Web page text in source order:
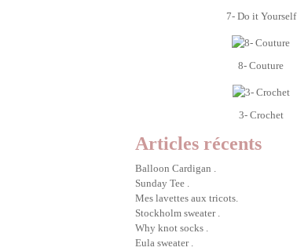
7- Do it Yourself
8- Couture
3- Crochet
Articles récents
Balloon Cardigan .
Sunday Tee .
Mes lavettes aux tricots.
Stockholm sweater .
Why knot socks .
Eula sweater .